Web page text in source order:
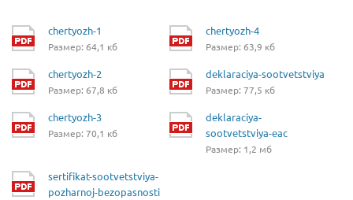
chertyozh-1
Размер: 64,1 кб
chertyozh-2
Размер: 67,8 кб
chertyozh-3
Размер: 70,1 кб
chertyozh-4
Размер: 63,9 кб
deklaraciya-sootvetstviya
Размер: 77,5 кб
deklaraciya-
sootvetstviya-eac
Размер: 1,2 мб
sertifikat-sootvetstviya-
pozharnoj-bezopasnosti